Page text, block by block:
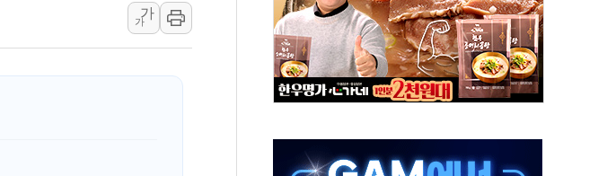
'월가의 황제' 다이먼 "금융시장 레버리지 위험수위…숨은 차입이 더 큰 변수"
양주 섬유염색공장서 화재 1명 중상…대응 1단계 진압 중
김정관 산업부 장관 "주 52시간 손봐야, 경쟁상대 中과 비교해야"
해군 1함대 창설 80주년…지역과 함께하는 '선봉'의 대민 봉사
우크라 드론 전술, 중남미 콜롬비아에 새 안보 위기… 반군·마약카르텔이 습득해 전투 활용
가
가